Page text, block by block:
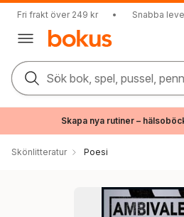
Fri frakt över 249 kr • Snabba
Sök bok, spel, pussel,
Skapa nya rutiner –
Skönlitteratur Poesi